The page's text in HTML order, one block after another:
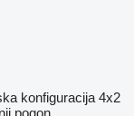
konfiguracija 4x2